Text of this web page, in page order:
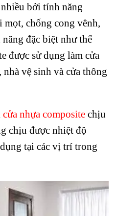
bởi tính năng
mọt, chống cong vênh,
đặc biệt như thế
được sử dụng làm cửa
vệ sinh và cửa thông
cửa nhựa composite chịu
chịu được nhiệt độ
tại các vị trí trong